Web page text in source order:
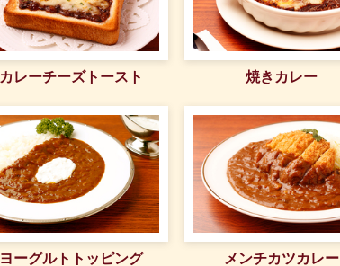
カレーチーズトースト 焼きカレー
ヨーグルトトッピング メンチカツカレー